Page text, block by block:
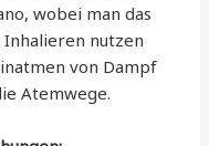
wobei man das
Inhalieren nutzen
von Dampf
Atemwege.